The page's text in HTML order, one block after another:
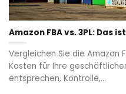
Amazon FBA vs. 3PL: Das
Vergleichen Sie die Amazon
Kosten für Ihre
entsprechen, Kontrolle,...